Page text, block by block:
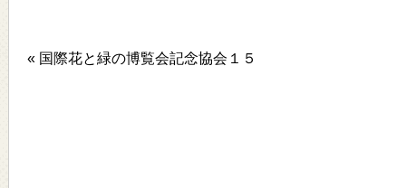
« 国際花と緑の博覧会記念協会１５